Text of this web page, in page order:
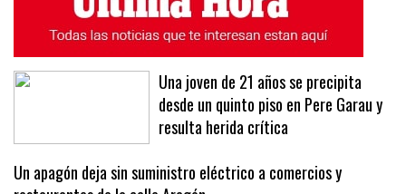
Una joven de 21 años se precipita
desde un quinto piso en Pere Garau y
resulta herida crítica